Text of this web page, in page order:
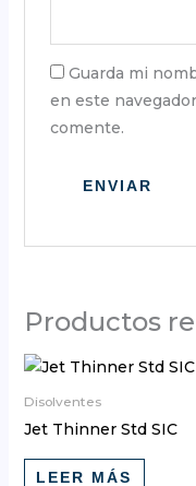
Guarda mi
en este
comente.
Productos
Disolventes
Jet Thinner Std SIC
LEER MÁS